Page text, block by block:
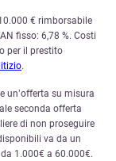
€ rimborsabile
fisso: 6,78 %. Costi
per il prestito
.
un’offerta su misura
seconda offerta
di non proseguire
va da un
1.000€ a 60.000€.